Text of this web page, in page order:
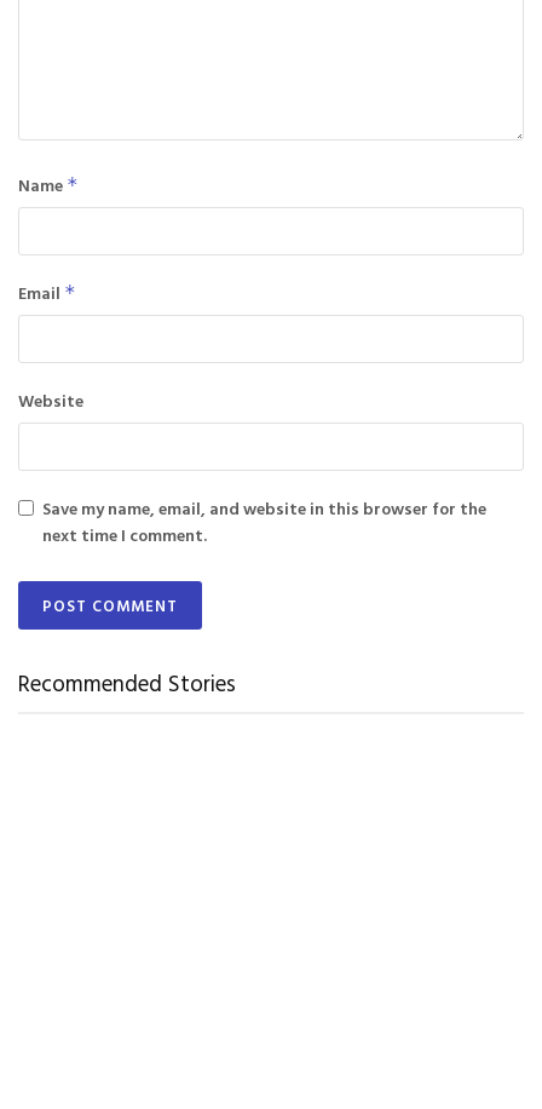
Name *
Email *
Website
Save my name, email, and website in this browser for the
next time I comment.
Recommended Stories